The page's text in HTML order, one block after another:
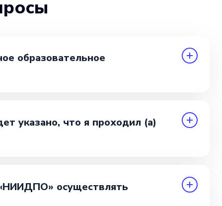
образовательное
указано, что я проходил (а)
осуществлять